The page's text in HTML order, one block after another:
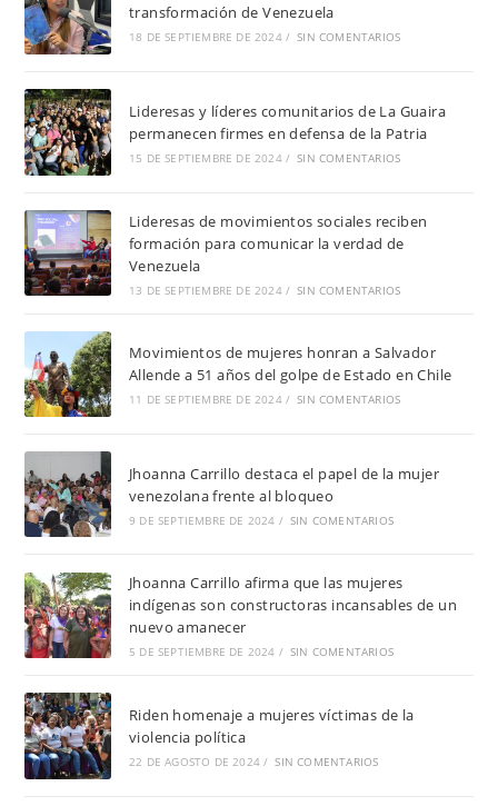
transformación de Venezuela
18 DE SEPTIEMBRE DE 2024 / SIN COMENTARIOS
Lideresas y líderes comunitarios de La Guaira
permanecen firmes en defensa de la Patria
15 DE SEPTIEMBRE DE 2024 / SIN COMENTARIOS
Lideresas de movimientos sociales reciben
formación para comunicar la verdad de
Venezuela
13 DE SEPTIEMBRE DE 2024 / SIN COMENTARIOS
Movimientos de mujeres honran a Salvador
Allende a 51 años del golpe de Estado en Chile
11 DE SEPTIEMBRE DE 2024 / SIN COMENTARIOS
Jhoanna Carrillo destaca el papel de la mujer
venezolana frente al bloqueo
9 DE SEPTIEMBRE DE 2024 / SIN COMENTARIOS
Jhoanna Carrillo afirma que las mujeres
indígenas son constructoras incansables de un
nuevo amanecer
5 DE SEPTIEMBRE DE 2024 / SIN COMENTARIOS
Riden homenaje a mujeres víctimas de la
violencia política
22 DE AGOSTO DE 2024 / SIN COMENTARIOS